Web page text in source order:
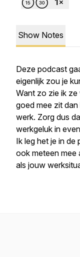
Show Notes
Deze podcast
eigenlijk zou je
Want zo zie ik ze
goed mee zit dan
werk. Zorg dus
werkgeluk in
Ik leg het je in de
ook meteen mee
als jouw